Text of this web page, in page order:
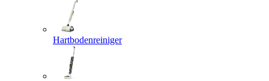
Hartbodenreiniger